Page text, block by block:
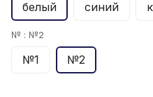
белый синий
№ : №2
№1 №2